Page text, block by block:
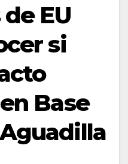
EU
si
Base